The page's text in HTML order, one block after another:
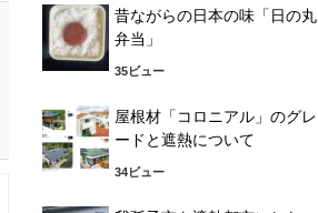
昔ながらの日本の味「日の丸
弁当」
35ビュー
屋根材「コロニアル」のグレ
ードと遮熱について
34ビュー